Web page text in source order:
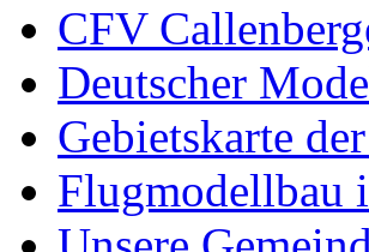
CFV
Deutscher
Gebietskarte
Flugmodellbau